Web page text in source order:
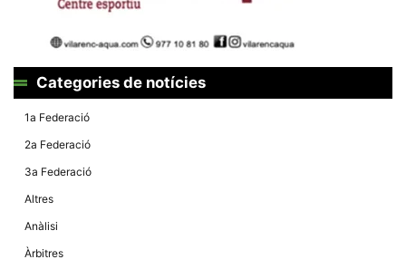
Categories de notícies
1a Federació
2a Federació
3a Federació
Altres
Anàlisi
Àrbitres
per al
tècnic de la
web.